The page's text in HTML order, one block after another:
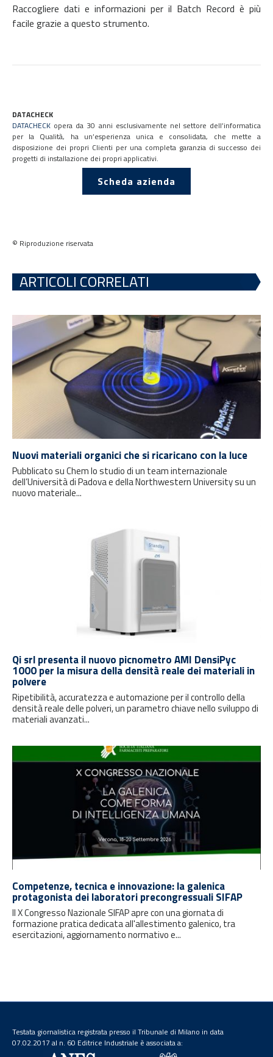
Raccogliere dati e informazioni per il Batch Record è più
facile grazie a questo strumento.
DATACHECK
DATACHECK opera da 30 anni esclusivamente nel settore dell’informatica
per la Qualità, ha un’esperienza unica e consolidata, che mette a
disposizione dei propri Clienti per una completa garanzia di successo dei
progetti di installazione dei propri applicativi.
Scheda azienda
© Riproduzione riservata
ARTICOLI CORRELATI
Nuovi materiali organici che si ricaricano con la luce
Pubblicato su Chem lo studio di un team internazionale
dell’Università di Padova e della Northwestern University su un
nuovo materiale...
Qi srl presenta il nuovo picnometro AMI DensiPyc
1000 per la misura della densità reale dei materiali in
polvere
Ripetibilità, accuratezza e automazione per il controllo della
densità reale delle polveri, un parametro chiave nello sviluppo di
materiali avanzati...
Competenze, tecnica e innovazione: la galenica
protagonista dei laboratori precongressuali SIFAP
Il X Congresso Nazionale SIFAP apre con una giornata di
formazione pratica dedicata all'allestimento galenico, tra
esercitazioni, aggiornamento normativo e...
Testata giornalistica registrata presso il Tribunale di Milano in data
07.02.2017 al n. 60 Editrice Industriale è associata a: